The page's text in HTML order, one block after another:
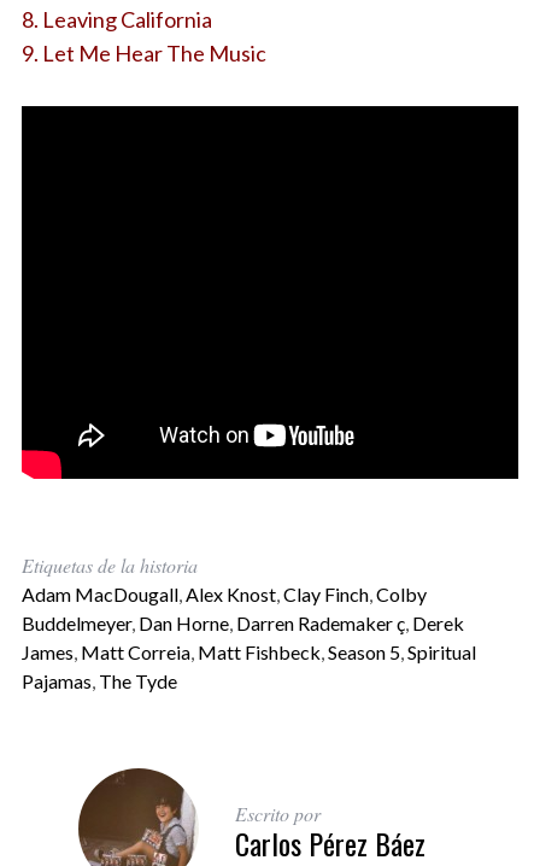
8. Leaving California
9. Let Me Hear The Music
Etiquetas de la historia
Adam MacDougall,Alex Knost,Clay Finch,Colby
Buddelmeyer, Dan Horne, Darren Rademaker ç, Derek
James, Matt Correia, Matt Fishbeck,Season 5,Spiritual
Pajamas, The Tyde
Escrito por
Carlos Pérez Báez